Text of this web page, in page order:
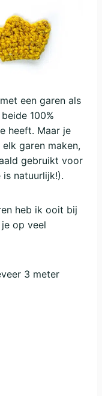
een garen als
100%
heeft. Maar je
garen maken,
gebruikt voor
natuurlijk!).
heb ik ooit bij
op veel
3 meter